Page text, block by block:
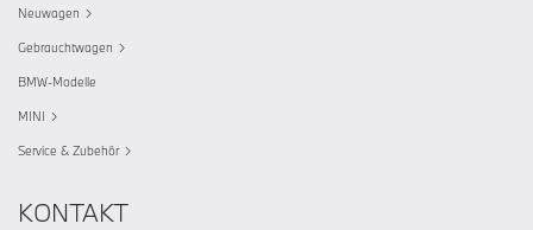
Neuwagen
Gebrauchtwagen
BMW-Modelle
MINI
Service & Zubehör
KONTAKT